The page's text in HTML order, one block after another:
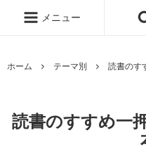
メニュー
ホーム テーマ別 読書のす
読書のすすめ一